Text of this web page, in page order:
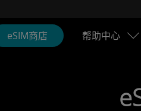
eSIM商店 帮助中心